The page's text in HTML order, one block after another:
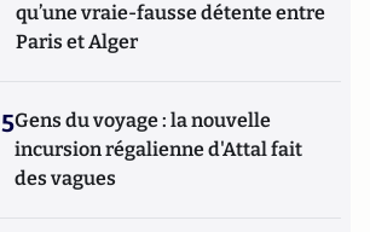
qu’une vraie-fausse détente entre
Paris et Alger
5Gens du voyage : la nouvelle
incursion régalienne d'Attal fait
des vagues